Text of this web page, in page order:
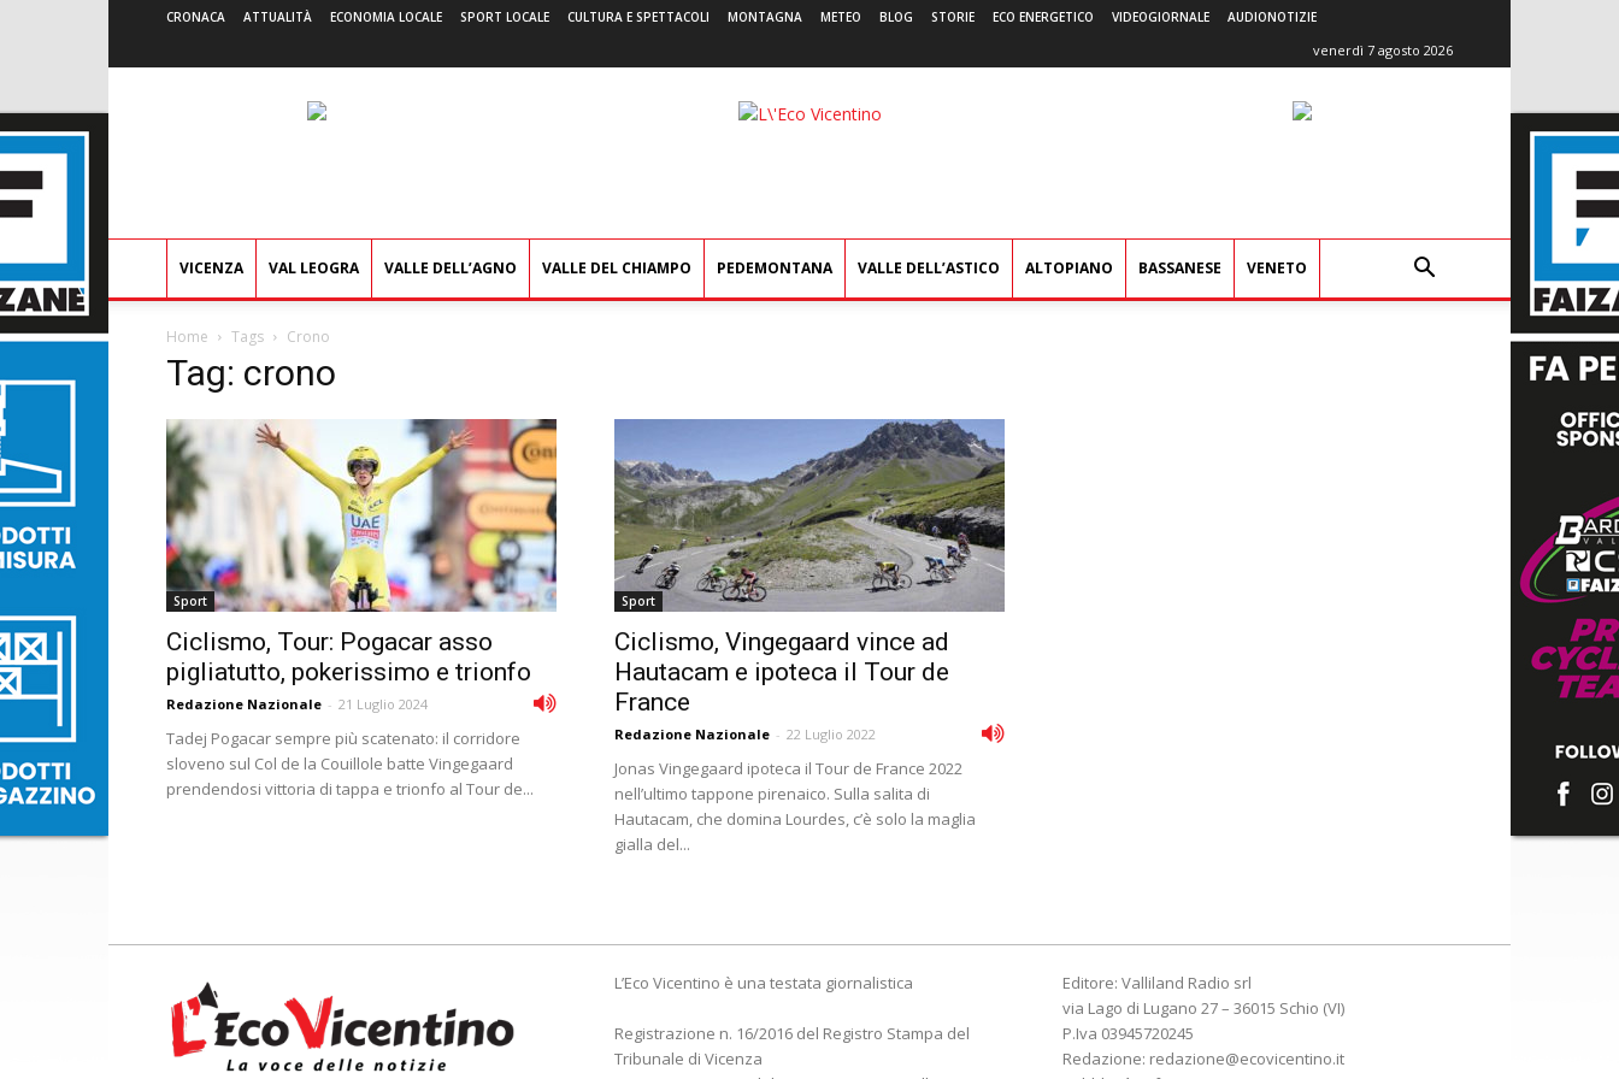
CRONACA ATTUALITÀ ECONOMIA LOCALE SPORT LOCALE CULTURA E SPETTACOLI MONTAGNA METEO BLOG STORIE ECO ENERGETICO VIDEOGIORNALE AUDIONOTIZIE
venerdì 7 agosto 2026
L'Eco
VICENZA VAL LEOGRA VALLE DELL’AGNO VALLE DEL CHIAMPO PEDEMONTANA VALLE DELL’ASTICO ALTOPIANO BASSANESE VENETO
Home Tags Crono
Tag: crono
Sport
Ciclismo, Tour: Pogacar asso
pigliatutto, pokerissimo e trionfo
Redazione Nazionale - 21 Luglio 2024
Tadej Pogacar sempre più scatenato: il corridore
sloveno sul Col de la Couillole batte Vingegaard
prendendosi vittoria di tappa e trionfo al Tour de...
Sport
Ciclismo, Vingegaard vince ad
Hautacam e ipoteca il Tour de
France
Redazione Nazionale - 22 Luglio 2022
Jonas Vingegaard ipoteca il Tour de France 2022
nell’ultimo tappone pirenaico. Sulla salita di
Hautacam, che domina Lourdes, c’è solo la maglia
gialla del...
L’Eco Vicentino è una testata giornalistica
Registrazione n. 16/2016 del Registro Stampa del
Tribunale di Vicenza
Editore: Valliland Radio srl
via Lago di Lugano 27 – 36015 Schio (VI)
P.Iva 03945720245
Redazione: redazione@ecovicentino.it